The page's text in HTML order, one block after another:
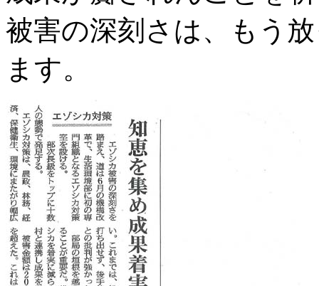
被害の深刻さは、もう
ます。